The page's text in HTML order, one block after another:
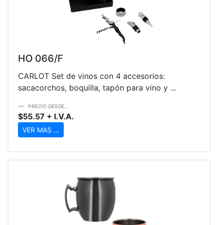
HO 066/F
CARLOT Set de vinos con 4 accesorios:
sacacorchos, boquilla, tapón para vino y ...
PRECIO DESDE...
$55.57 + I.V.A.
VER MAS ...